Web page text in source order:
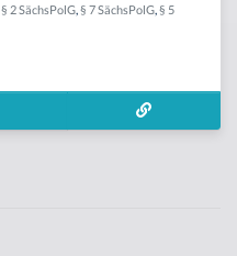
§ 2 SächsPolG § 7 SächsPolG § 5